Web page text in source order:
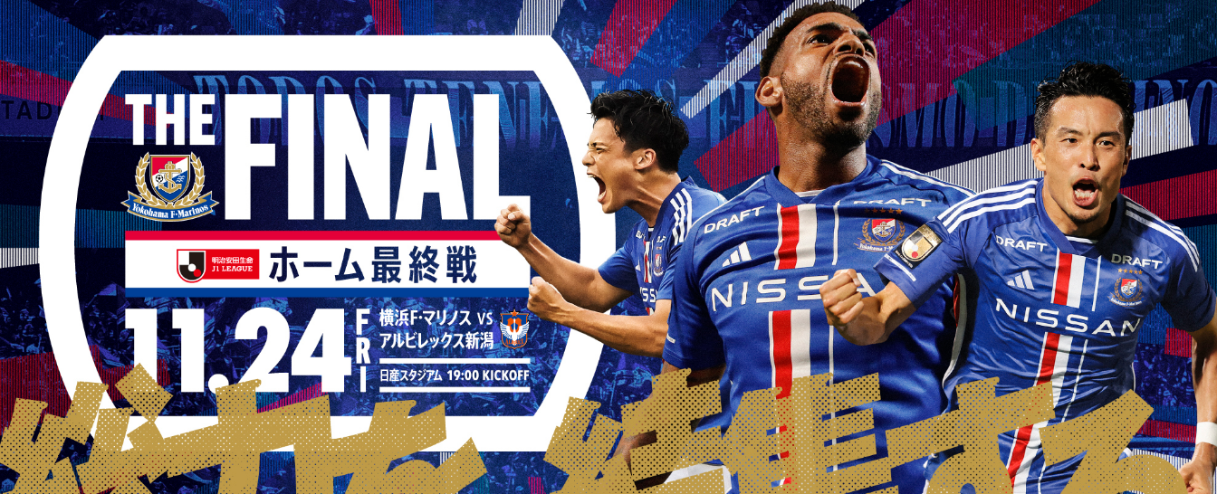
EVENTS
イベント情報
GOURMET
スタジアムグルメ
PICK UP PLAYER
注目選手
SCHEDULE
当日スケジュール
TICKETS
席種とチケット価格
ACCESS
アクセス
NEXT MATCHES
今後の試合日程